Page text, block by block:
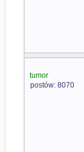
tumor
postów: 8070